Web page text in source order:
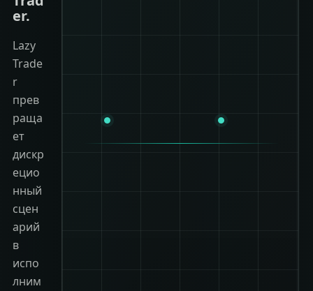
er.
Lazy
Trade
r
прев
раща
ет
дискр
ецио
нный
сцен
арий
в
испо
лним